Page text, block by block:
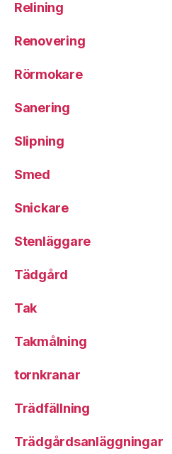
Relining
Renovering
Rörmokare
Sanering
Slipning
Smed
Snickare
Stenläggare
Tädgård
Tak
Takmålning
tornkranar
Trädfällning
Trädgårdsanläggningar